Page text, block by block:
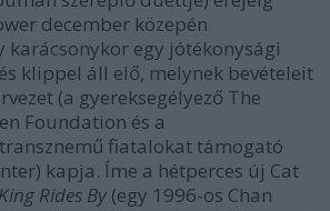
december közepén
karácsonykor egy jótékonysági
klippel áll elő, melynek bevételeit
(a gyereksegélyező The
Foundation és a
fiatalokat támogató
kapja. Íme a hétperces új Cat
King Rides By (egy 1996-os Chan